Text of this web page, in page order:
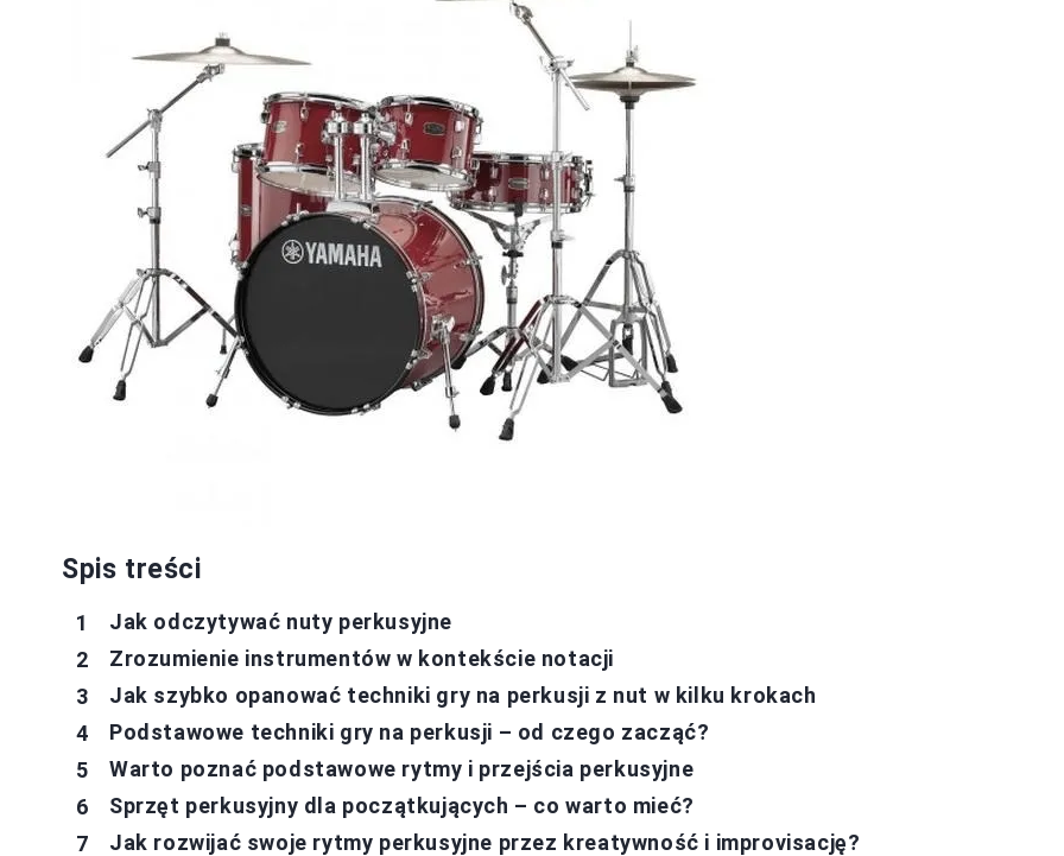
Spis treści
Jak odczytywać nuty perkusyjne
Zrozumienie instrumentów w kontekście notacji
Jak szybko opanować techniki gry na perkusji z nut w kilku krokach
Podstawowe techniki gry na perkusji – od czego zacząć?
Warto poznać podstawowe rytmy i przejścia perkusyjne
Sprzęt perkusyjny dla początkujących – co warto mieć?
Jak rozwijać swoje rytmy perkusyjne przez kreatywność i improvisację?